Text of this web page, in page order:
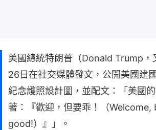
美國總統特朗普（Donald Trump，
26日在社交媒體發文，公開美國建
紀念護照設計圖，並配文：「美國
著：『歡迎，但要乖！（Welcome,
good!）』」。